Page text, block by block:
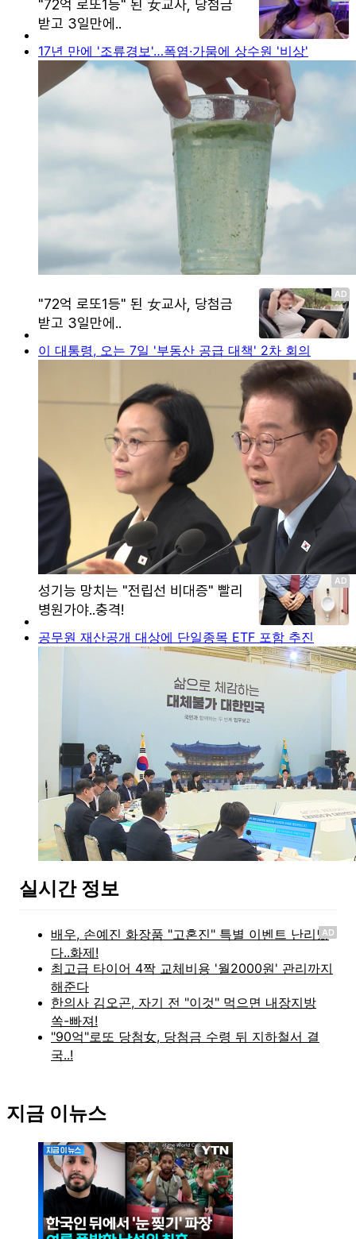
17년 만에 '조류경보'…폭염·가뭄에 상수원 '비상'
이 대통령, 오는 7일 '부동산 공급 대책' 2차 회의
공무원 재산공개 대상에 단일종목 ETF 포함 추진
실시간 정보
AD
지금 이뉴스